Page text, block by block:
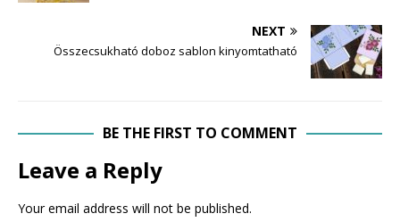
NEXT
Összecsukható doboz sablon kinyomtatható
BE THE FIRST TO COMMENT
Leave a Reply
Your email address will not be published.